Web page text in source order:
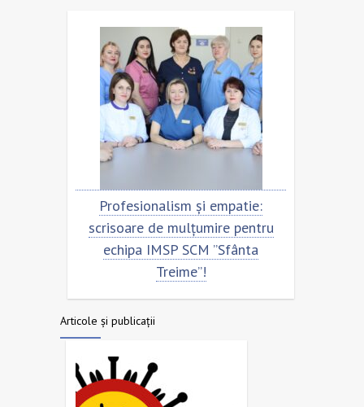
Profesionalism și empatie:
scrisoare de mulțumire pentru
echipa IMSP SCM ”Sfânta
Scrisoare de
echipa SCM
Articole și publicații